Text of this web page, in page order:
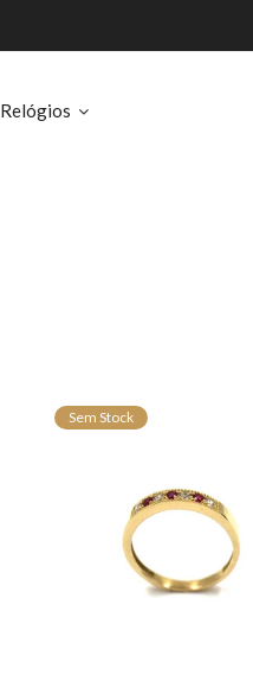
Relógios
Sem Stock